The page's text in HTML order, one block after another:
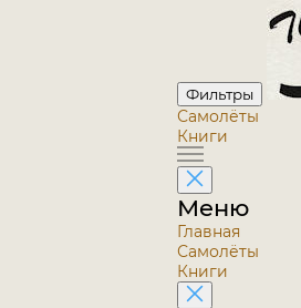
Фильтры
Самолёты
Книги
Меню
Главная
Самолёты
Книги